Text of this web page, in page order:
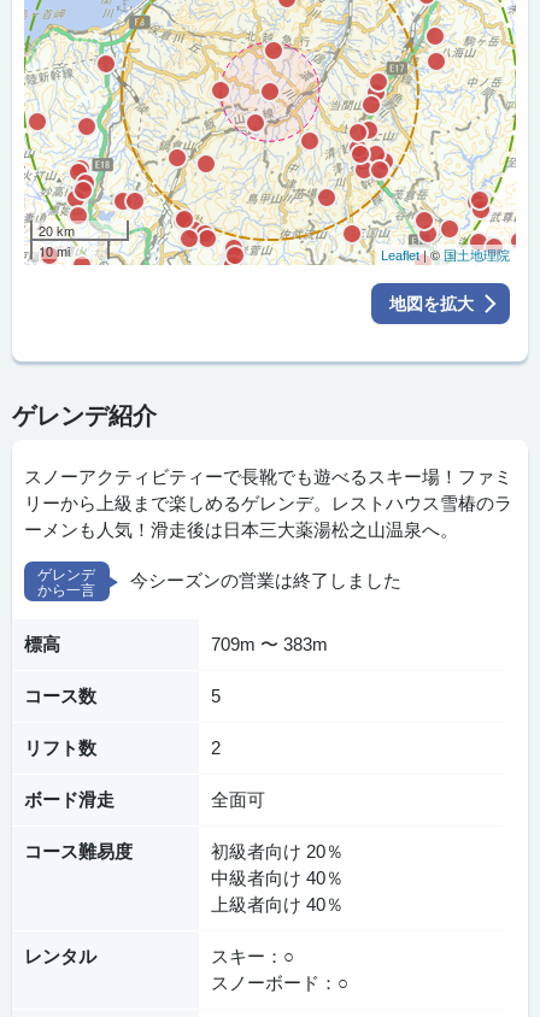
20 km
10 mi
Leaflet| © 国土地理院
地図を拡大
ゲレンデ紹介
スノーアクティビティーで長靴でも遊べるスキー場！ファミ
リーから上級まで楽しめるゲレンデ。レストハウス雪椿のラ
ーメンも人気！滑走後は日本三大薬湯松之山温泉へ。
今シーズンの営業は終了しました
標高 709m 〜 383m
コース数 5
リフト数 2
ボード滑走 全面可
コース難易度
初級者向け 20％
中級者向け 40％
上級者向け 40％
レンタル
スキー：○
スノーボード：○